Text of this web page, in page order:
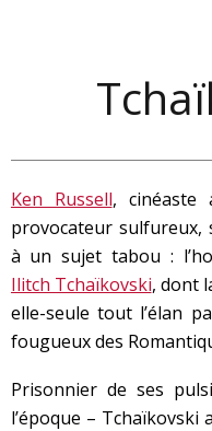
Ken Russell, cinéaste
provocateur sulfureux,
à un sujet tabou :
Ilitch Tchaïkovski, dont
elle-seule tout l’élan
fougueux des
Prisonnier de ses
l’époque –